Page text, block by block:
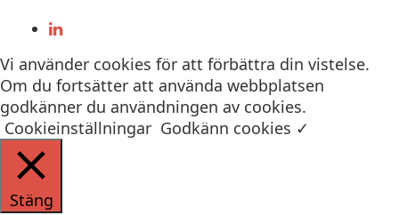
Vi använder cookies för att förbättra din vistelse.
Om du fortsätter att använda webbplatsen
godkänner du användningen av cookies.
Cookieinställningar Godkänn cookies ✓
Stäng